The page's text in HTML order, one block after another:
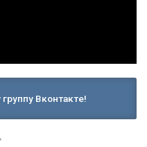
Вконтакте!